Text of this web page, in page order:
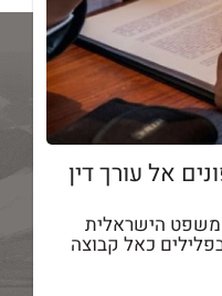
אל עורך דין
המשפט הישראלית
כאל קבוצה